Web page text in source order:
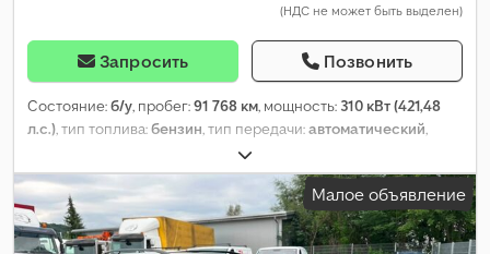
(НДС не может быть выделен)
Запросить Позвонить
Состояние:б/у, пробег:91 768 км, мощность: 310 кВт (421,48
л.с.) , тип топлива:бензин , тип передачи:автоматический
, следующая проверка (TÜV):
04/2028, класс выбросов:Евро 6, цвет:зелёный, количество
мест:5, Оборудование:
ABS, кондиционер, навигационная
система, система иммобилайзера, центральный замок,
электронная программа стабилизации (ESP),
Малое объявление